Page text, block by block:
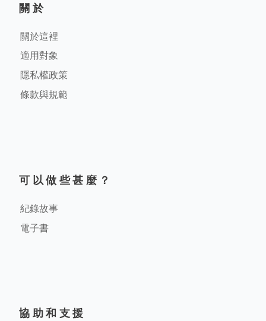
關於
關於這裡
適用對象
隱私權政策
條款與規範
可以做些甚麼？
紀錄故事
電子書
協助和支援